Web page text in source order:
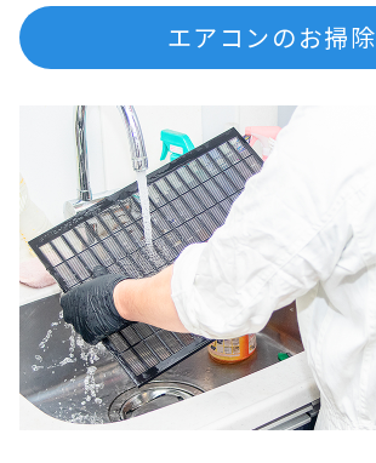
エアコンのお掃除